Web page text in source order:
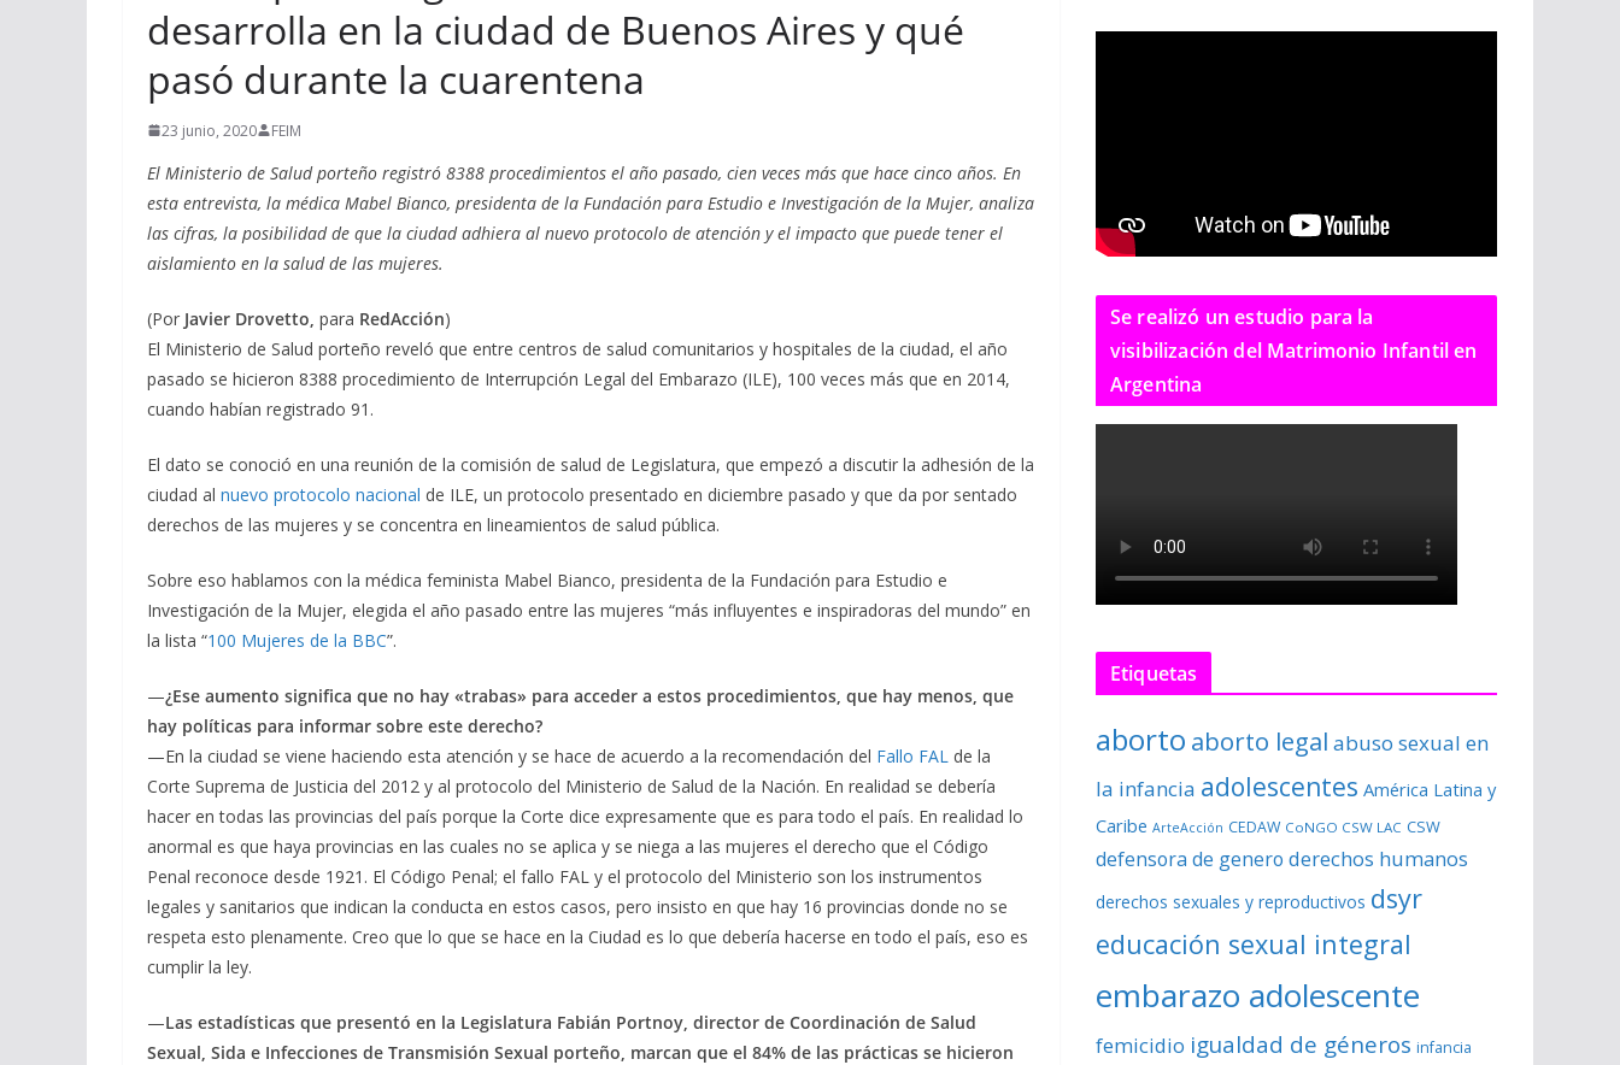
desarrolla en la ciudad de Buenos Aires y qué
pasó durante la cuarentena
23 junio, 2020 FEIM
El Ministerio de Salud porteño registró 8388 procedimientos el año pasado, cien veces más que hace cinco años. En
esta entrevista, la médica Mabel Bianco, presidenta de la Fundación para Estudio e Investigación de la Mujer, analiza
las cifras, la posibilidad de que la ciudad adhiera al nuevo protocolo de atención y el impacto que puede tener el
aislamiento en la salud de las mujeres.
(Por Javier Drovetto, para RedAcción)
El Ministerio de Salud porteño reveló que entre centros de salud comunitarios y hospitales de la ciudad, el año
pasado se hicieron 8388 procedimiento de Interrupción Legal del Embarazo (ILE), 100 veces más que en 2014,
cuando habían registrado 91.
El dato se conoció en una reunión de la comisión de salud de Legislatura, que empezó a discutir la adhesión de la
ciudad al nuevo protocolo nacional de ILE, un protocolo presentado en diciembre pasado y que da por sentado
derechos de las mujeres y se concentra en lineamientos de salud pública.
Sobre eso hablamos con la médica feminista Mabel Bianco, presidenta de la Fundación para Estudio e
Investigación de la Mujer, elegida el año pasado entre las mujeres “más influyentes e inspiradoras del mundo” en
la lista “100 Mujeres de la BBC”.
—¿Ese aumento significa que no hay «trabas» para acceder a estos procedimientos, que hay menos, que
hay políticas para informar sobre este derecho?
—En la ciudad se viene haciendo esta atención y se hace de acuerdo a la recomendación del Fallo FAL de la
Corte Suprema de Justicia del 2012 y al protocolo del Ministerio de Salud de la Nación. En realidad se debería
hacer en todas las provincias del país porque la Corte dice expresamente que es para todo el país. En realidad lo
anormal es que haya provincias en las cuales no se aplica y se niega a las mujeres el derecho que el Código
Penal reconoce desde 1921. El Código Penal; el fallo FAL y el protocolo del Ministerio son los instrumentos
legales y sanitarios que indican la conducta en estos casos, pero insisto en que hay 16 provincias donde no se
respeta esto plenamente. Creo que lo que se hace en la Ciudad es lo que debería hacerse en todo el país, eso es
cumplir la ley.
—Las estadísticas que presentó en la Legislatura Fabián Portnoy, director de Coordinación de Salud
Sexual, Sida e Infecciones de Transmisión Sexual porteño, marcan que el 84% de las prácticas se hicieron
Se realizó un estudio para la
visibilización del Matrimonio Infantil en
Argentina
Etiquetas
aborto aborto legal abuso sexual en
la infancia adolescentes América Latina y
Caribe ArteAcción CEDAW CoNGO CSW LAC CSW
defensora de genero derechos humanos
derechos sexuales y reproductivos dsyr
educación sexual integral
embarazo adolescente
femicidio igualdad de géneros infancia